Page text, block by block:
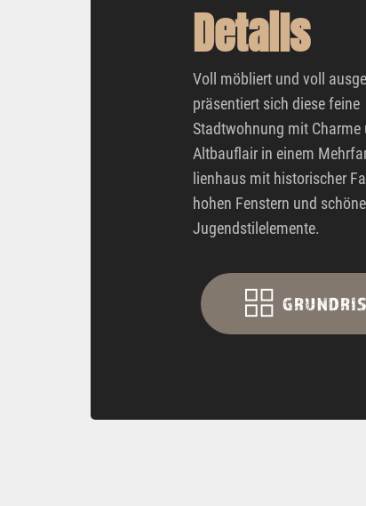
Details
Voll möbliert und voll
präsentiert sich diese feine
Stadtwohnung mit Charme
Altbauflair in einem
lienhaus mit historischer
hohen Fenstern und
Jugendstilelemente.